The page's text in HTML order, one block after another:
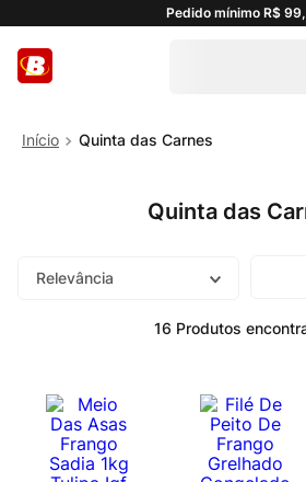
Pedido mínimo R$
Quinta das Carnes
Quinta das
Relevância
16 Produtos